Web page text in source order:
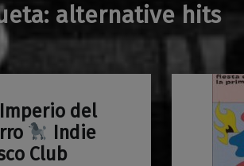
alternative hits
del
Indie
Club